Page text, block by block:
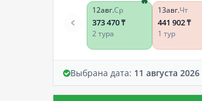
12авг.Ср
373 470 ₸
2 тура
13авг.Чт
441 902 ₸
1 тур
Выбрана дата: 11 августа 2026